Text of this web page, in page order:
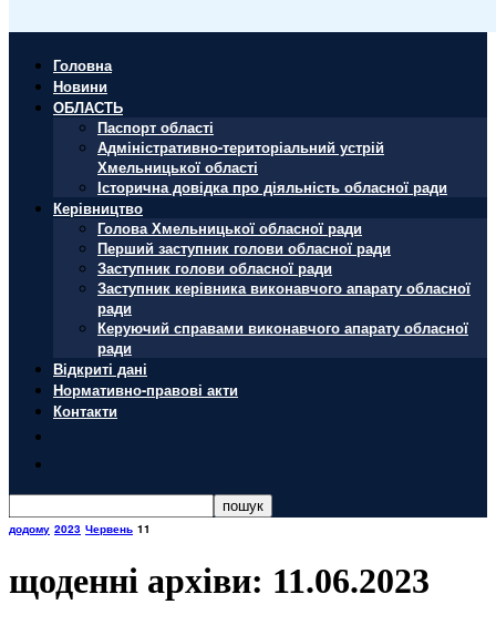
Головна
Новини
ОБЛАСТЬ
Паспорт області
Адміністративно-територіальний устрій
Хмельницької області
Історична довідка про діяльність обласної ради
Керівництво
Голова Хмельницької обласної ради
Перший заступник голови обласної ради
Заступник голови обласної ради
Заступник керівника виконавчого апарату обласної
ради
Керуючий справами виконавчого апарату обласної
ради
Відкриті дані
Нормативно-правові акти
Контакти
додому 2023 Червень 11
щоденні архіви: 11.06.2023